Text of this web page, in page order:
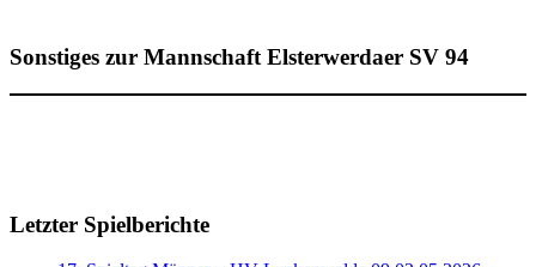
Sonstiges zur Mannschaft Elsterwerdaer SV 94
Letzter Spielberichte